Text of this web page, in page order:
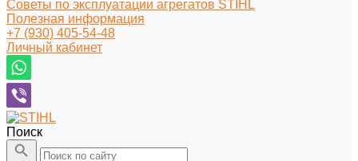
Советы по эксплуатации агрегатов STIHL
Полезная информация
+7 (930) 405-54-48
Личный кабинет
Поиск